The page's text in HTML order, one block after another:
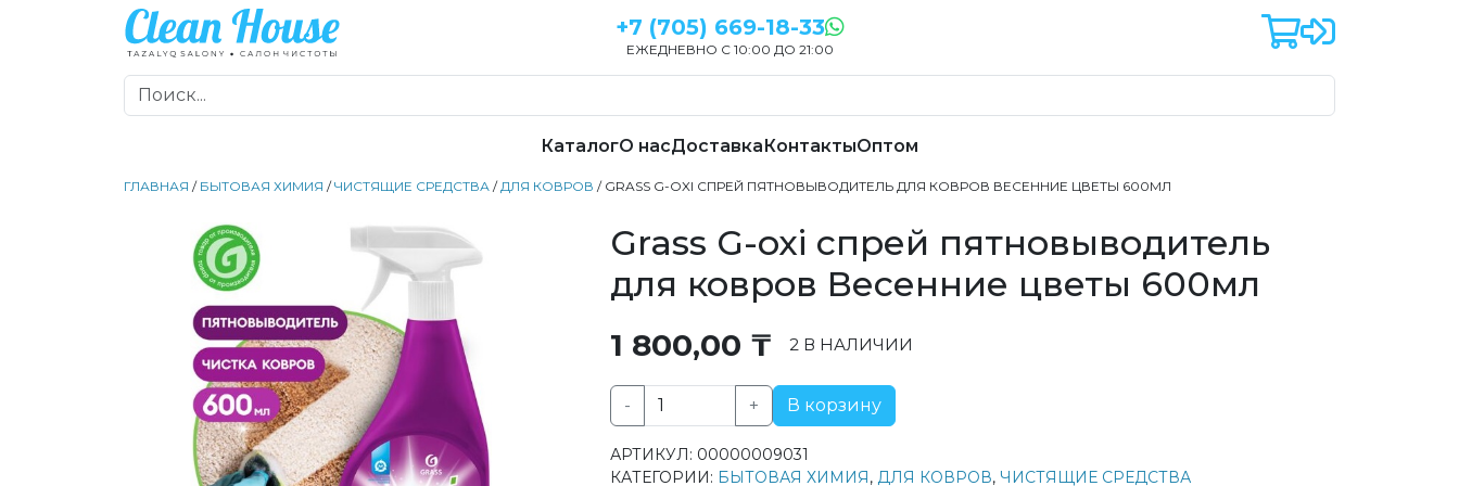
+7 (705) 669-18-33
ЕЖЕДНЕВНО С 10:00 ДО 21:00
КаталогО насДоставкаКонтактыОптом
ГЛАВНАЯ / БЫТОВАЯ ХИМИЯ /ЧИСТЯЩИЕ СРЕДСТВА /ДЛЯ КОВРОВ / GRASS G-OXI СПРЕЙ ПЯТНОВЫВОДИТЕЛЬ ДЛЯ КОВРОВ ВЕСЕННИЕ ЦВЕТЫ 600МЛ
Grass G-oxi спрей пятновыводитель
для ковров Весенние цветы 600мл
1 800,00 ₸ 2 В НАЛИЧИИ
-
Количество
Grass
+ В корзину
АРТИКУЛ: 00000009031
КАТЕГОРИИ: БЫТОВАЯ ХИМИЯ, ДЛЯ КОВРОВ, ЧИСТЯЩИЕ СРЕДСТВА